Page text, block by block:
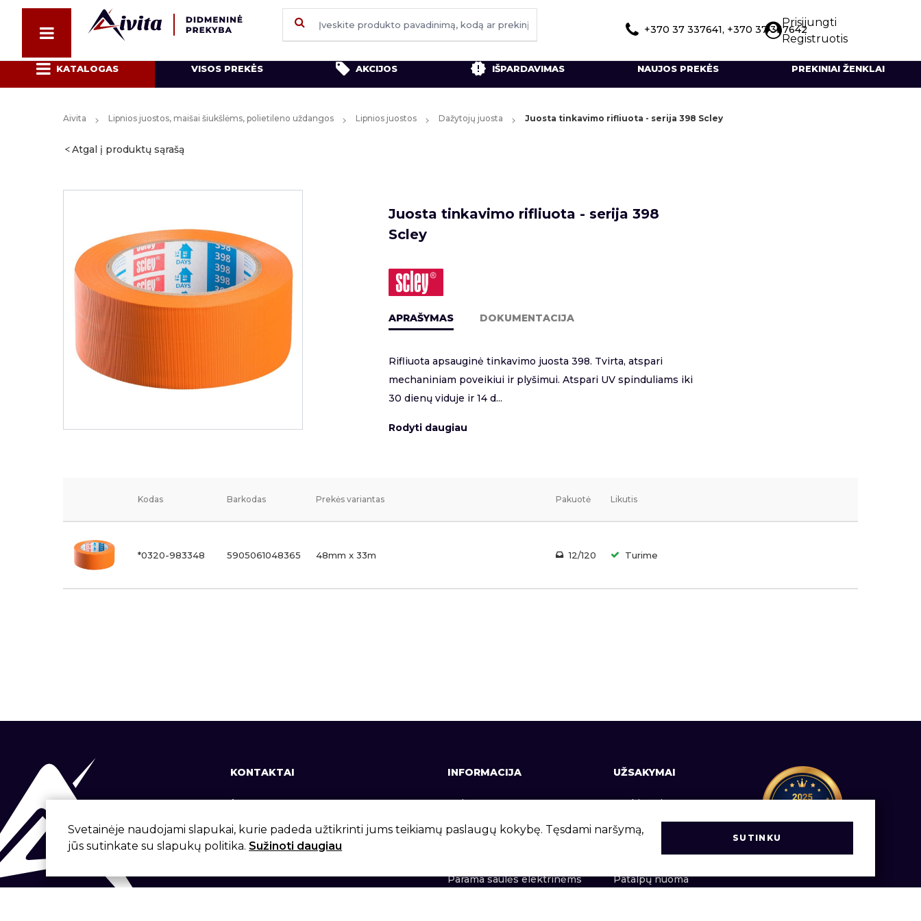
Prisijungti
Registruotis
+370 37 337641, +370 37 337642
KATALOGAS VISOS PREKĖS AKCIJOS IŠPARDAVIMAS NAUJOS PREKĖS PREKINIAI ŽENKLAI
Aivita Lipnios juostos, maišai šiukšlėms, polietileno uždangos Lipnios juostos Dažytojų juosta Juosta tinkavimo rifliuota - serija 398 Scley
Atgal į produktų sąrašą
Juosta tinkavimo rifliuota - serija 398
Scley
APRAŠYMAS DOKUMENTACIJA
Rifliuota apsauginė tinkavimo juosta 398. Tvirta, atspari
mechaniniam poveikiui ir plyšimui. Atspari UV spinduliams iki
30 dienų viduje ir 14 d...
Rodyti daugiau
Kodas Barkodas Prekės variantas Pakuotė Likutis
*0320-983348 5905061048365 48mm x 33m 12/120 Turime
KONTAKTAI
+370 37 337641, +370 37 337642
info@aivita.lt
Svirbygalos g. 6, Kaunas, LT-46281
INFORMACIJA
Apie mus
Kontaktai
Parama saulės elektrinėms
UŽSAKYMAI
Prekių pristatymas
Informacija vartotojams
Užsakymų vadovas
Patalpų nuoma
Svetainėje naudojami slapukai, kurie padeda užtikrinti jums teikiamų paslaugų kokybę. Tęsdami naršymą,
jūs sutinkate su slapukų politika. Sužinoti daugiau
SUTINKU